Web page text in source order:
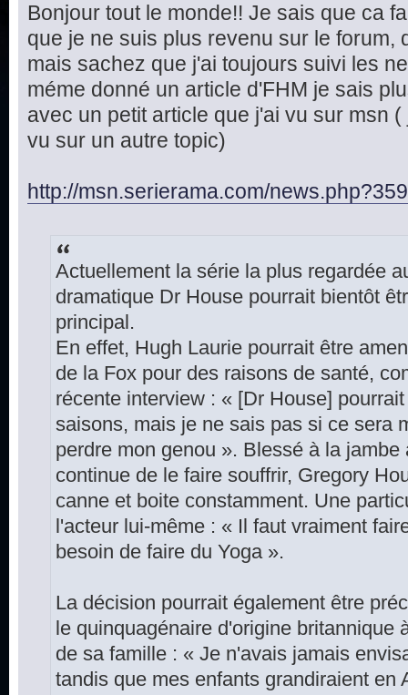
Bonjour tout le monde!! Je sais que ca
que je ne suis plus revenu sur le forum,
mais sachez que j'ai toujours suivi les
méme donné un article d'FHM je sais
avec un petit article que j'ai vu sur msn
vu sur un autre topic)
http://msn.serierama.com/
Actuellement la série la plus regardée
dramatique Dr House pourrait bientôt
principal.
En effet, Hugh Laurie pourrait être
de la Fox pour des raisons de santé,
récente interview : « [Dr House]
saisons, mais je ne sais pas si ce sera
perdre mon genou ». Blessé à la
continue de le faire souffrir, Gregory
canne et boite constamment. Une
l'acteur lui-même : « Il faut vraiment
besoin de faire du Yoga ».
La décision pourrait également être
le quinquagénaire d'origine britannique
de sa famille : « Je n'avais jamais
tandis que mes enfants grandiraient en